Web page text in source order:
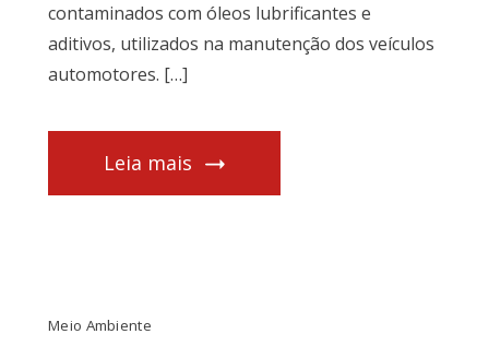
contaminados com óleos lubrificantes e
aditivos, utilizados na manutenção dos veículos
automotores. […]
Leia mais
Meio Ambiente